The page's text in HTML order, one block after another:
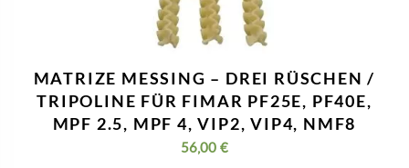
MATRIZE MESSING – DREI RÜSCHEN /
TRIPOLINE FÜR FIMAR PF25E, PF40E,
MPF 2.5, MPF 4, VIP2, VIP4, NMF8
56,00 €